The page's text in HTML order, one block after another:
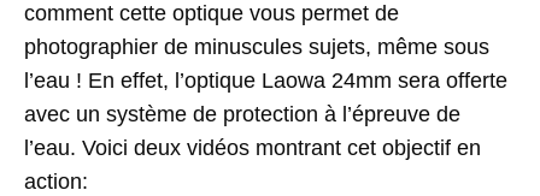
comment cette optique vous permet de
photographier de minuscules sujets, même sous
l’eau ! En effet, l’optique Laowa 24mm sera offerte
avec un système de protection à l’épreuve de
l’eau. Voici deux vidéos montrant cet objectif en
action: